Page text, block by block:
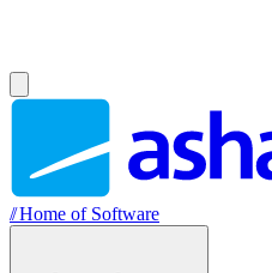
//Home of Software